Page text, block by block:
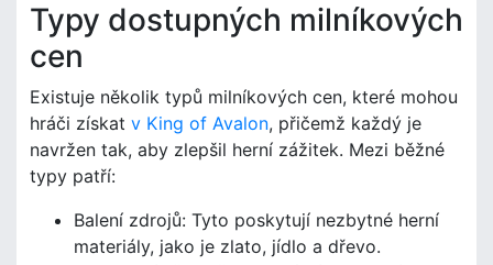
Typy dostupných milníkových
cen
Existuje několik typů milníkových cen, které mohou
hráči získat v King of Avalon, přičemž každý je
navržen tak, aby zlepšil herní zážitek. Mezi běžné
typy patří:
Balení zdrojů: Tyto poskytují nezbytné herní
materiály, jako je zlato, jídlo a dřevo.